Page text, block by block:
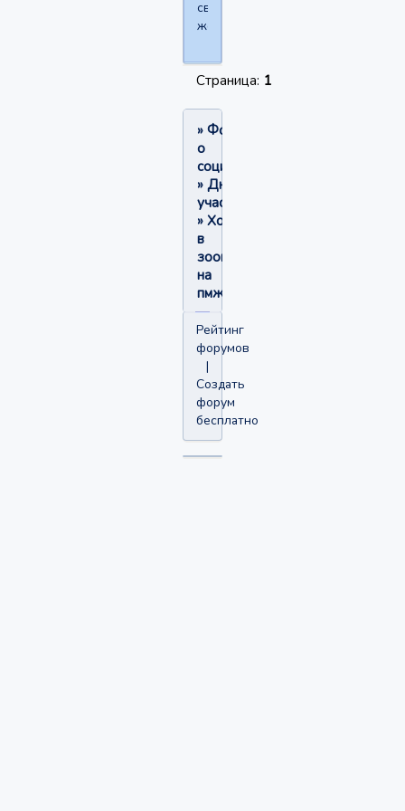
своей
жертвы...
Страница: 1
» Форум
о
социофобии
» Дневники
участников
» Хочу
в
зоопарк
на
пмж.
Рейтинг
форумов
|
Создать
форум
бесплатно